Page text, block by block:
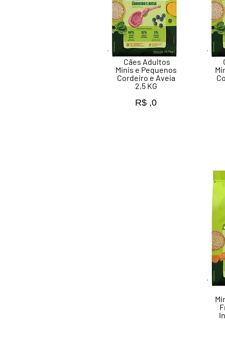
Cães Adultos
Minis e Pequenos
Cordeiro e Aveia
2,5 KG
R$ ,0